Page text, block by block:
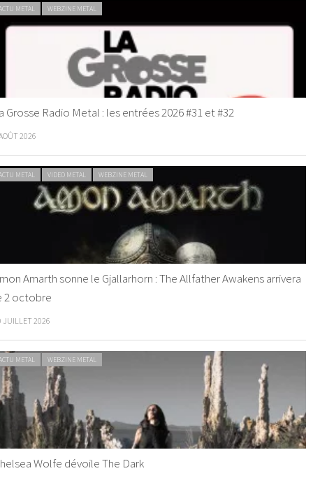
METAL WEBZINE METAL
Grosse Radio Metal : les entrées 2026 #31 et #32
2026
METAL VIDEO METAL WEBZINE METAL
Amarth sonne le Gjallarhorn : The Allfather Awakens arrivera
2 octobre
JUILLET 2026
METAL WEBZINE METAL
Wolfe dévoile The Dark